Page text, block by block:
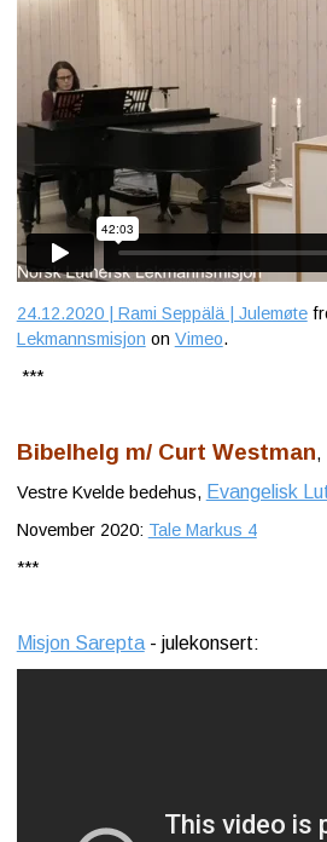
24.12.2020 | Rami Seppälä | Julemøte
Lekmannsmisjon on Vimeo.
***
Bibelhelg m/ Curt Westman,
Vestre Kvelde bedehus, Evangelisk
November 2020: Tale Markus 4
***
Misjon Sarepta- julekonsert: